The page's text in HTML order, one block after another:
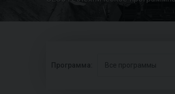
Программа: Все программы